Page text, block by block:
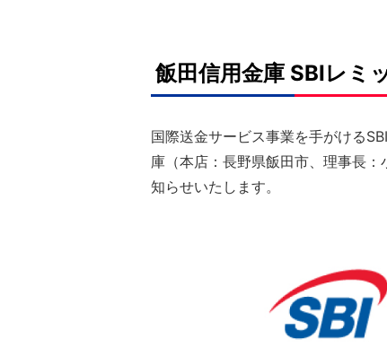
飯田信用金庫 SBIレミ
国際送金サービス事業を手がける
庫（本店：長野県飯田市、理事長
知らせいたします。